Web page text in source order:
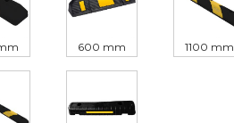
600 mm 1100 mm